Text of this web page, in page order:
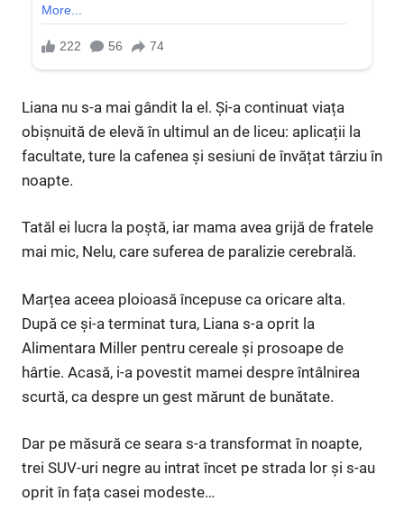
Liana nu s-a mai gândit la el. Și-a continuat viața
obișnuită de elevă în ultimul an de liceu: aplicații la
facultate, ture la cafenea și sesiuni de învățat târziu în
noapte.
Tatăl ei lucra la poștă, iar mama avea grijă de fratele
mai mic, Nelu, care suferea de paralizie cerebrală.
Marțea aceea ploioasă începuse ca oricare alta.
După ce și-a terminat tura, Liana s-a oprit la
Alimentara Miller pentru cereale și prosoape de
hârtie. Acasă, i-a povestit mamei despre întâlnirea
scurtă, ca despre un gest mărunt de bunătate.
Dar pe măsură ce seara s-a transformat în noapte,
trei SUV-uri negre au intrat încet pe strada lor și s-au
oprit în fața casei modeste…